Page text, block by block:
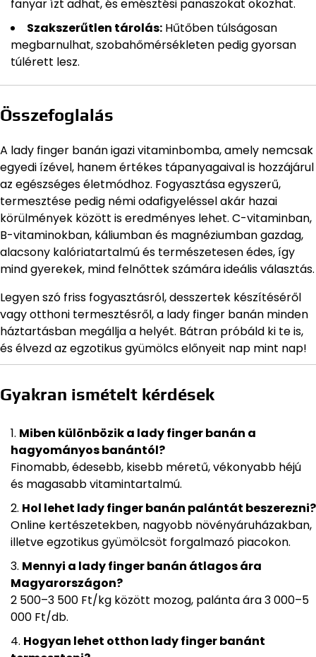
fanyar ízt adhat, és emésztési panaszokat okozhat.
Szakszerűtlen tárolás: Hűtőben túlságosan
megbarnulhat, szobahőmérsékleten pedig gyorsan
túlérett lesz.
Összefoglalás
A lady finger banán igazi vitaminbomba, amely nemcsak
egyedi ízével, hanem értékes tápanyagaival is hozzájárul
az egészséges életmódhoz. Fogyasztása egyszerű,
termesztése pedig némi odafigyeléssel akár hazai
körülmények között is eredményes lehet. C-vitaminban,
B-vitaminokban, káliumban és magnéziumban gazdag,
alacsony kalóriatartalmú és természetesen édes, így
mind gyerekek, mind felnőttek számára ideális választás.
Legyen szó friss fogyasztásról, desszertek készítéséről
vagy otthoni termesztésről, a lady finger banán minden
háztartásban megállja a helyét. Bátran próbáld ki te is,
és élvezd az egzotikus gyümölcs előnyeit nap mint nap!
Gyakran ismételt kérdések
Miben különbözik a lady finger banán a
hagyományos banántól?
Finomabb, édesebb, kisebb méretű, vékonyabb héjú
és magasabb vitamintartalmú.
Hol lehet lady finger banán palántát beszerezni?
Online kertészetekben, nagyobb növényáruházakban,
illetve egzotikus gyümölcsöt forgalmazó piacokon.
Mennyi a lady finger banán átlagos ára
Magyarországon?
2 500–3 500 Ft/kg között mozog, palánta ára 3 000–5
000 Ft/db.
Hogyan lehet otthon lady finger banánt